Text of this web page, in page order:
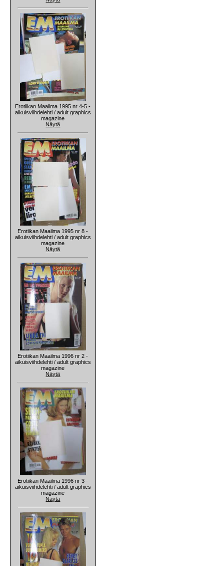
Erotiikan Maailma 1995 nr 4-5 -
aikuisviihdelehti / adult graphics
magazine
Näytä
Erotiikan Maailma 1995 nr 8 -
aikuisviihdelehti / adult graphics
magazine
Näytä
Erotiikan Maailma 1996 nr 2 -
aikuisviihdelehti / adult graphics
magazine
Näytä
Erotiikan Maailma 1996 nr 3 -
aikuisviihdelehti / adult graphics
magazine
Näytä